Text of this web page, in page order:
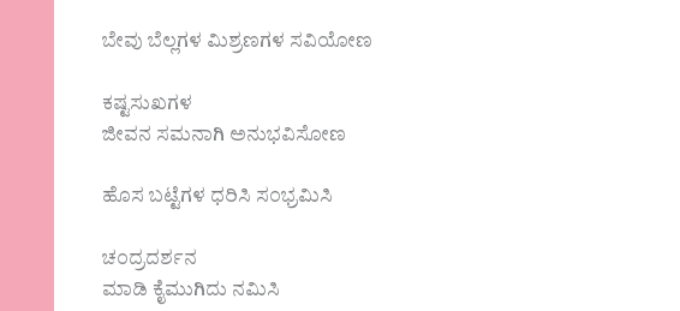
ಬೇವು ಬೆಲ್ಲಗಳ ಮಿಶ್ರಣಗಳ ಸವಿಯೋಣ
ಕಷ್ಟಸುಖಗಳ
ಜೀವನ ಸಮನಾಗಿ ಅನುಭವಿಸೋಣ
ಹೊಸ ಬಟ್ಟೆಗಳ ಧರಿಸಿ ಸಂಭ್ರಮಿಸಿ
ಚಂದ್ರದರ್ಶನ
ಮಾಡಿ ಕೈಮುಗಿದು ನಮಿಸಿ‌